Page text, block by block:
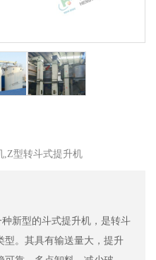
,Z型转斗式提升机
新型的斗式提升机，是转斗
型。其具有输送量大，提升